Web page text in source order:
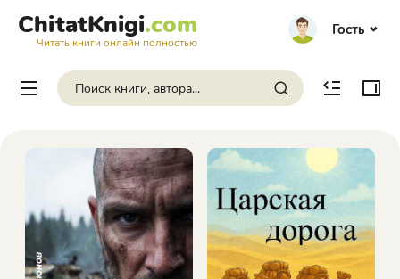
ChitatKnigi.com
Читать книги онлайн полностью
Гость